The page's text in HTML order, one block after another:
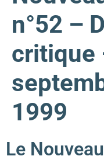
n°52 –
critique
1999
Le